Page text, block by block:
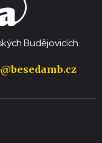
Budějovicích.